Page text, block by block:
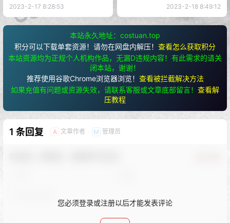
2023-2-17 8:28:53 2023-2-18 8:49:12
本站永久地址：costuan.top
积分可以下载单套资源！请勿在网盘内解压！ 查看怎么获取积分
本站资源均为正规个人机构作品，无漏D违规内容！有此需求的请关
闭本站，谢谢！
推荐使用谷歌Chrome浏览器浏览！ 查看被拦截解决方法
如果充值有问题或资源失效，请联系客服或文章底部留言！ 查看解
压教程
1 条回复 A 文章作者 M 管理员
您必须登录或注册以后才能发表评论